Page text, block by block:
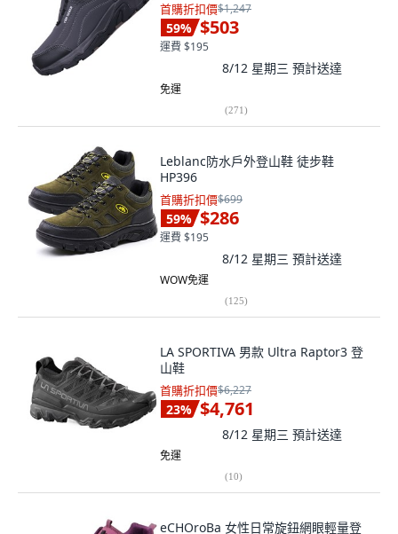
首購折扣價$1,247
59% $503
運費 $195
8/12 星期三 預計送達
免運
(271)
Leblanc防水戶外登山鞋 徒步鞋
HP396
首購折扣價$699
59% $286
運費 $195
8/12 星期三 預計送達
WOW免運
(125)
LA SPORTIVA 男款 Ultra Raptor3 登
山鞋
首購折扣價$6,227
23% $4,761
8/12 星期三 預計送達
免運
(10)
eCHOroBa 女性日常旋鈕網眼輕量登